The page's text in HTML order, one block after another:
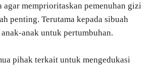
agar memprioritaskan pemenuhan gizi
penting. Terutama kepada sibuah
anak untuk pertumbuhan.
pihak terkait untuk mengedukasi